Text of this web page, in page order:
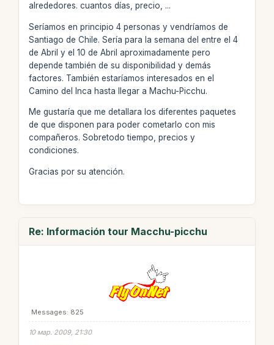
alrededores. cuantos días, precio, ...
Seríamos en principio 4 personas y vendríamos de
Santiago de Chile. Sería para la semana del entre el 4
de Abril y el 10 de Abril aproximadamente pero
depende también de su disponibilidad y demás
factores. También estaríamos interesados en el
Camino del Inca hasta llegar a Machu-Picchu.
Me gustaría que me detallara los diferentes paquetes
de que disponen para poder cometarlo con mis
compañeros. Sobretodo tiempo, precios y
condiciones.
Gracias por su atención.
Re: Información tour Macchu-picchu
Messages: 825
10 мар. 2009, 21:30